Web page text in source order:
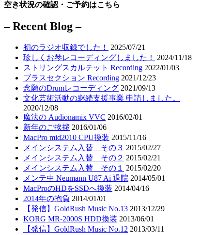
空き状況の確認・ご予約はこちら
– Recent Blog –
初のラジオ収録でした！
2025/07/21
珍しくお琴レコーディングしました！
2024/11/18
ストリングスカルテット Recording 2022/01/03
ブラスセクション Recording 2021/12/23
念願のDrumレコーディング 2021/09/13
文化芸術活動の継続支援事業 申請しました。
2020/12/08
魔法の Audionamix VVC 2016/02/01
新年のご挨拶 2016/01/06
MacPro mid2010 CPU換装 2015/11/16
メインシステム入替 その３ 2015/02/27
メインシステム入替 その２ 2015/02/21
メインシステム入替 その１
2015/02/20
メンテ中 Neumann U87 Ai 退院 2014/05/01
MacProのHDをSSDへ換装 2014/04/16
2014年の抱負 2014/01/01
【発信】GoldRush Music No.13 2013/12/29
KORG MR-2000S HDD換装 2013/06/01
【発信】GoldRush Music No.12 2013/03/11